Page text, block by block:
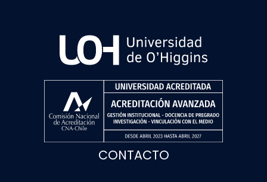
CONTACTO